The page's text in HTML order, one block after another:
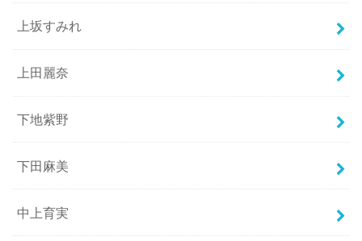
上坂すみれ
上田麗奈
下地紫野
下田麻美
中上育実